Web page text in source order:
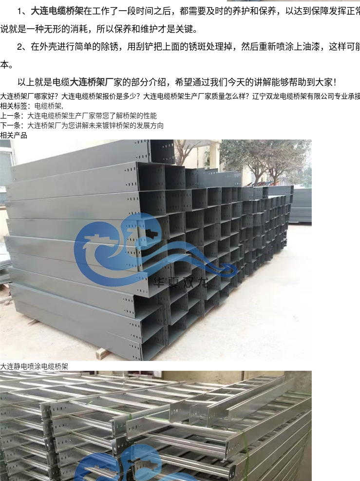
1、 大连电缆桥架在工作了一段时间之后，都需要及时的养护和保养，以达到保障发挥
说就是一种无形的消耗，所以保养和维护才是关键。
2、在外壳进行简单的除锈，用刮铲把上面的锈斑处理掉，然后重新喷涂上油漆，这样
本。
以上就是电缆大连桥架厂家的部分介绍，希望通过我们今天的讲解能够帮助到大家！
大连桥架厂哪家好？大连电缆桥架报价是多少？大连电缆桥架生产厂家质量怎么样？辽宁双龙电缆桥架有限公司专业
相关标签： 电缆桥架,
上一条： 大连电缆桥架生产厂家带您了解桥架的性能
下一条： 大连桥架厂为您讲解未来镀锌桥架的发展方向
相关产品
大连静电喷涂电缆桥架